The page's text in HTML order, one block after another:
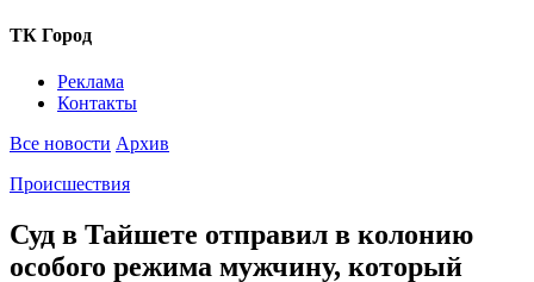
ТК Город
Реклама
Контакты
Все новости Архив
Происшествия
Суд в Тайшете отправил в колонию
особого режима мужчину, который